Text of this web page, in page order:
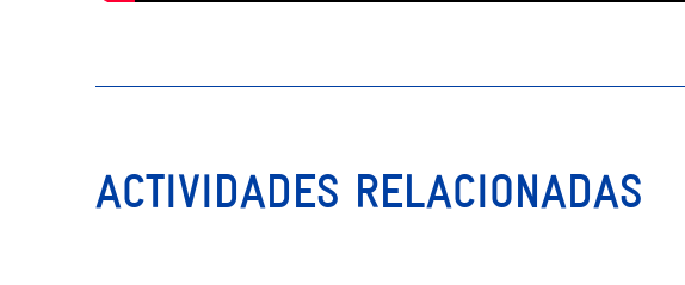
ACTIVIDADES RELACIONADAS